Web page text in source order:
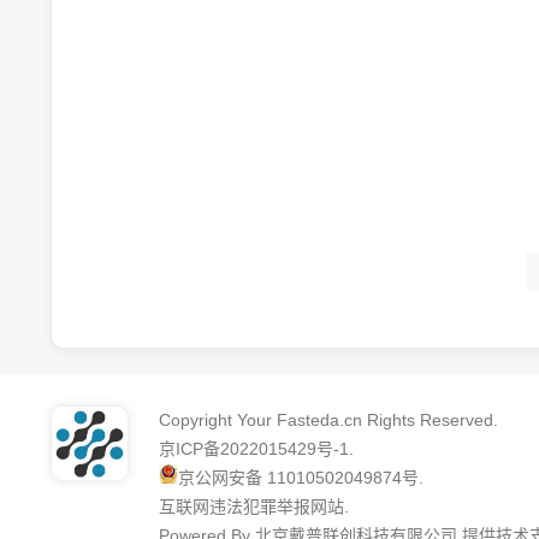
Copyright Your Fasteda.cn Rights Reserved.
京ICP备2022015429号-1
京公网安备 11010502049874号
互联网违法犯罪举报网站